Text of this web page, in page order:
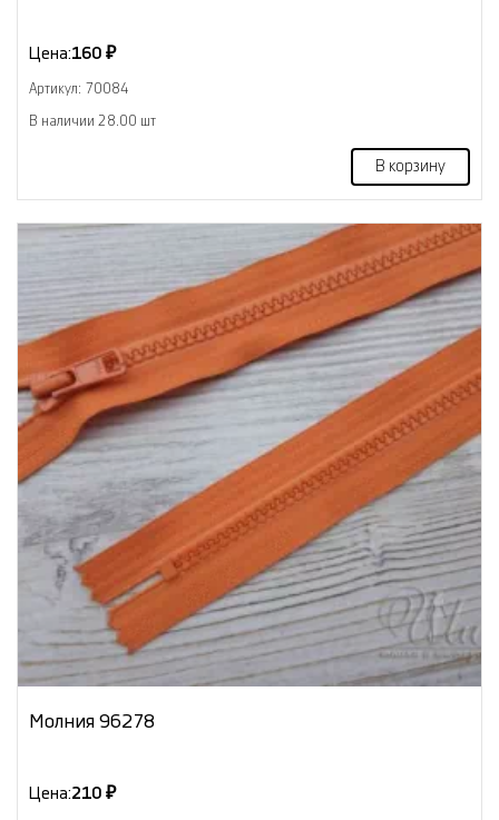
Цена:160 ₽
Артикул: 70084
В наличии 28.00 шт
В корзину
Молния 96278
Цена:210 ₽